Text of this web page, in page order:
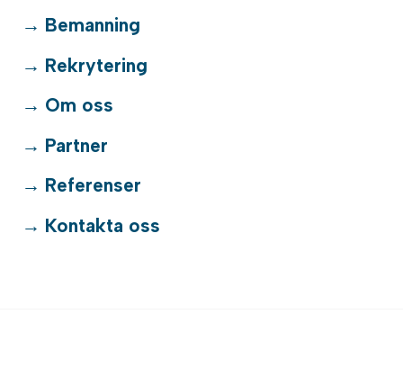
Bemanning
Rekrytering
Om oss
Partner
Referenser
Kontakta oss